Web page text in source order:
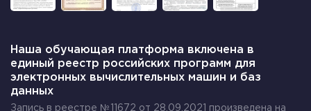
трущоб, кошмарные условия детского и
фабрикантов по отношению к рабочим.
Однако при всем том, таких вспышек насилия,
как в странах континентальной Европы, Англия
Наша обучающая платформа включена в
единый реестр российских программ для
электронных вычислительных машин и баз
данных
Запись в реестре №11672 от 28.09.2021 произведена на